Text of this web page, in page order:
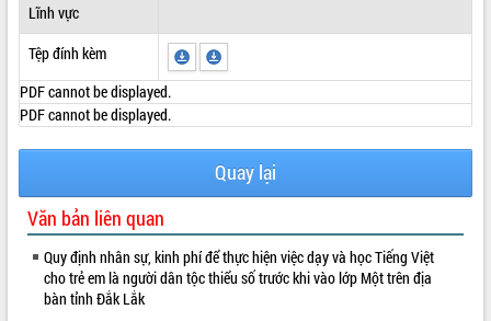
Lĩnh vực
Tệp đính kèm
PDF cannot be displayed.
PDF cannot be displayed.
Quay lại
Văn bản liên quan
Quy định nhân sự, kinh phí để thực hiện việc dạy và học Tiếng Việt
cho trẻ em là người dân tộc thiểu số trước khi vào lớp Một trên địa
bàn tỉnh Đắk Lắk